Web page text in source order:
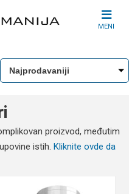
MENI
proizvod, međutim
istih. Kliknite ovde da